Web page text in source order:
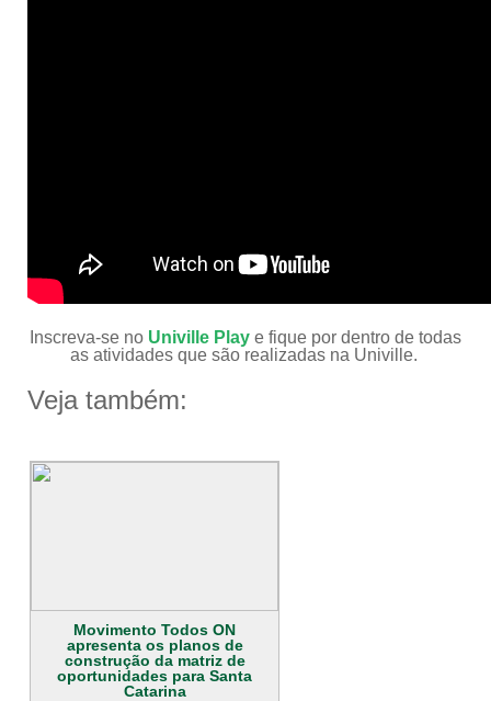
Inscreva-se no Univille Play e fique por dentro de todas
as atividades que são realizadas na Univille.
Veja também:
Movimento Todos ON
apresenta os planos de
construção da matriz de
oportunidades para Santa
Catarina